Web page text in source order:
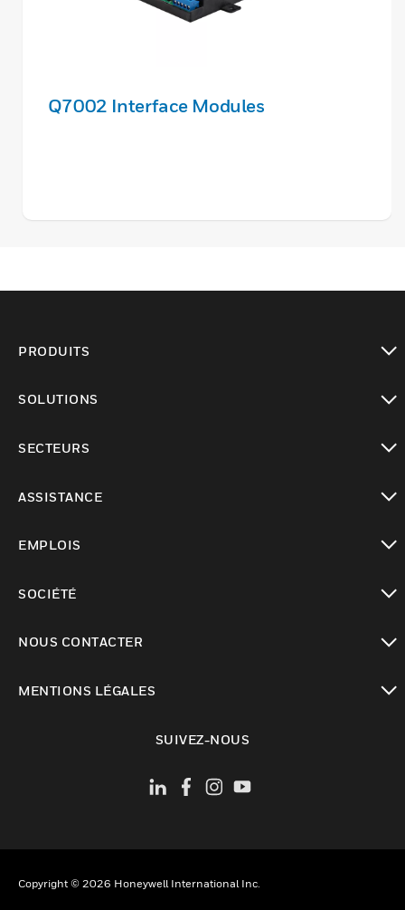
Q7002 Interface Modules
PRODUITS
SOLUTIONS
SECTEURS
ASSISTANCE
EMPLOIS
SOCIÉTÉ
NOUS CONTACTER
MENTIONS LÉGALES
SUIVEZ-NOUS
Copyright © 2026 Honeywell International Inc.